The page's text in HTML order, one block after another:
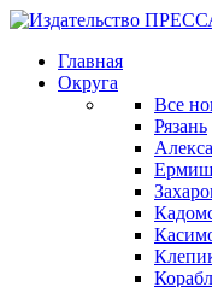
Главная
Округа
Все
Рязань